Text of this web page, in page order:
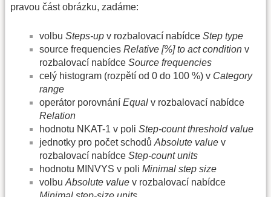
pravou část obrázku, zadáme:
volbu Steps-up v rozbalovací nabídce Step type
source frequencies Relative [%] to act condition v
rozbalovací nabídce Source frequencies
celý histogram (rozpětí od 0 do 100 %) v Category
range
operátor porovnání Equal v rozbalovací nabídce
Relation
hodnotu NKAT-1 v poli Step-count threshold value
jednotky pro počet schodů Absolute value v
rozbalovací nabídce Step-count units
hodnotu MINVYS v poli Minimal step size
volbu Absolute value v rozbalovací nabídce